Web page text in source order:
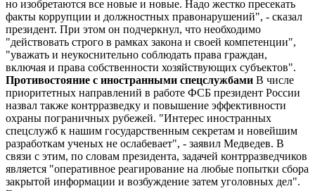
но изобретаются все новые и новые. Надо жестко пресекать
факты коррупции и должностных правонарушений", - сказал
президент. При этом он подчеркнул, что необходимо
"действовать строго в рамках закона и своей компетенции",
"уважать и неукоснительно соблюдать права граждан,
включая и права собственности хозяйствующих субъектов".
Противостояние с иностранными спецслужбами В числе
приоритетных направлений в работе ФСБ президент России
назвал также контрразведку и повышение эффективности
охраны пограничных рубежей. "Интерес иностранных
спецслужб к нашим государственным секретам и новейшим
разработкам ученых не ослабевает", - заявил Медведев. В
связи с этим, по словам президента, задачей контрразведчиков
является "оперативное реагирование на любые попытки сбора
закрытой информации и возбуждение затем уголовных дел".